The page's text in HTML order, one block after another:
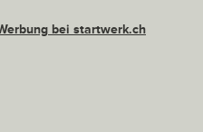
bei startwerk.ch